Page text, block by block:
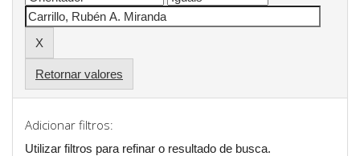
Retornar valores
Adicionar filtros:
Utilizar filtros para refinar o resultado de busca.